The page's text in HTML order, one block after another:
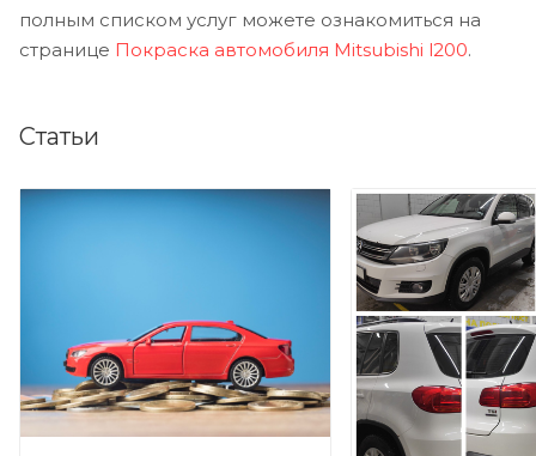
полным списком услуг можете ознакомиться на
странице Покраска автомобиля Mitsubishi l200.
Статьи